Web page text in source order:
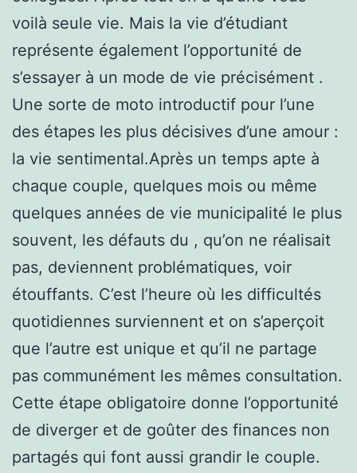
voilà seule vie. Mais la vie d’étudiant
représente également l’opportunité de
s’essayer à un mode de vie précisément .
Une sorte de moto introductif pour l’une
des étapes les plus décisives d’une amour :
la vie sentimental.Après un temps apte à
chaque couple, quelques mois ou même
quelques années de vie municipalité le plus
souvent, les défauts du , qu’on ne réalisait
pas, deviennent problématiques, voir
étouffants. C’est l’heure où les difficultés
quotidiennes surviennent et on s’aperçoit
que l’autre est unique et qu’il ne partage
pas communément les mêmes consultation.
Cette étape obligatoire donne l’opportunité
de diverger et de goûter des finances non
partagés qui font aussi grandir le couple.